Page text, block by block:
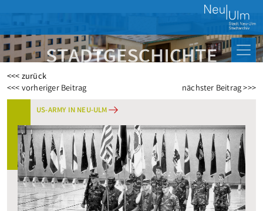
<<< zurück
Beitragsnavigation
<<< vorheriger Beitrag nächster Beitrag >>>
US-ARMY IN NEU-ULM